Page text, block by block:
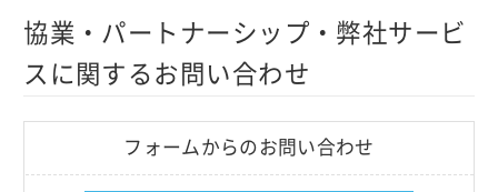
協業・パートナーシップ・弊社サービ
スに関するお問い合わせ
フォームからのお問い合わせ